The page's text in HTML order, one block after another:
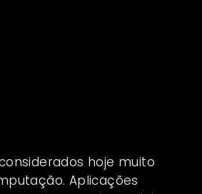
hoje muito
Aplicações